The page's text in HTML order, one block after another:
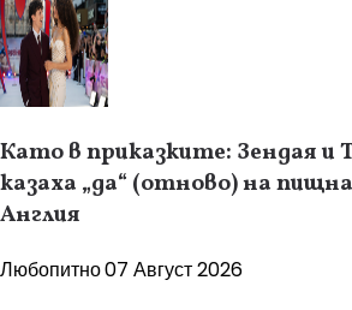
Като в приказките: Зендая и
казаха „да“ (отново) на
Англия
Любопитно07 Август 2026